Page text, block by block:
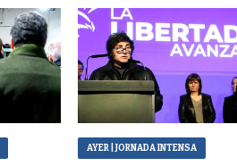
AYER | JORNADA INTENSA